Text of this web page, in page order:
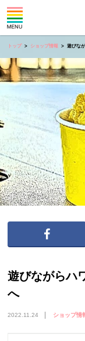
トップ ショップ情報 遊びな
遊びながらハ
へ
2022.11.24 ショップ情